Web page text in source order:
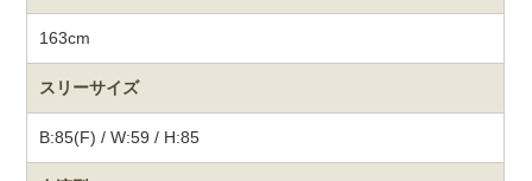
163cm
スリーサイズ
B:85(F) / W:59 / H:85